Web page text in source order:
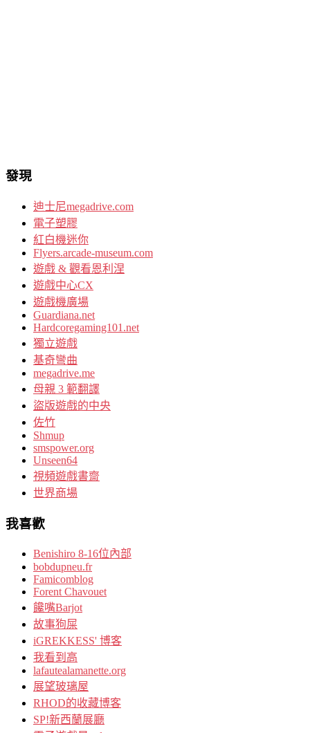
發現
迪士尼megadrive.com
電子塑膠
紅白機迷你
Flyers.arcade-museum.com
遊戲 & 觀看恩利涅
遊戲中心CX
遊戲機廣場
Guardiana.net
Hardcoregaming101.net
獨立遊戲
基奇彎曲
megadrive.me
母親 3 範翻譯
盜版遊戲的中央
佐竹
Shmup
smspower.org
Unseen64
視頻遊戲書齋
世界商場
我喜歡
Benishiro 8-16位內部
bobdupneu.fr
Famicomblog
Forent Chavouet
饞嘴Barjot
故事狗屎
iGREKKESS' 博客
我看到高
lafautealamanette.org
展望玻璃屋
RHOD的收藏博客
SP!新西蘭展廳